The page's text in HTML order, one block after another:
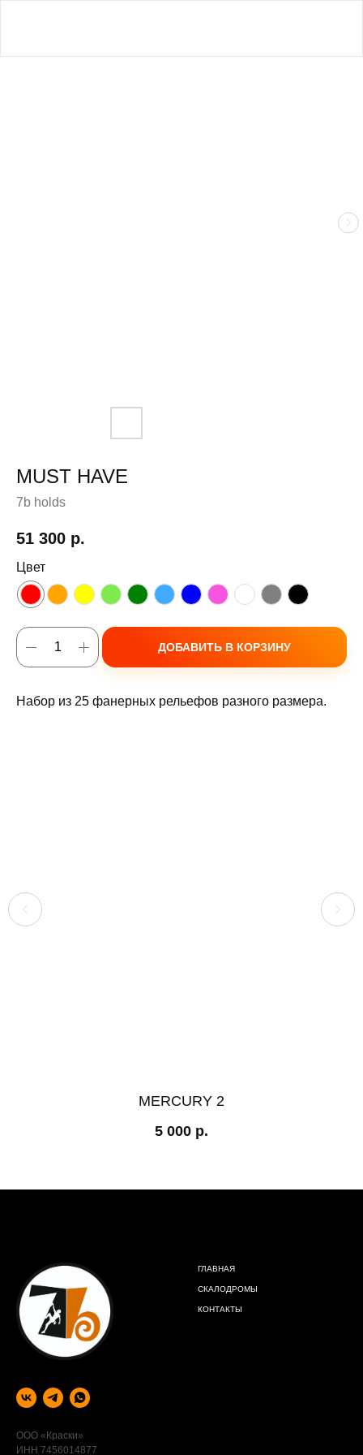
MUST HAVE
7b holds
51 300 р.
Цвет
ДОБАВИТЬ В КОРЗИНУ
Набор из 25 фанерных рельефов разного размера.
MERCURY 2
5 000 р.
ООО «Краски»
ИНН 7456014877
ГЛАВНАЯ
СКАЛОДРОМЫ
КОНТАКТЫ